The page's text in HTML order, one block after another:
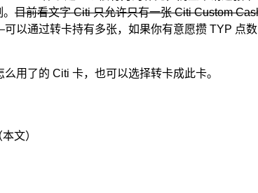
目前看文字 Citi 只允许只有一张 Citi Custom
可以通过转卡持有多张，如果你有意愿攒 TYP 点
用了的 Citi 卡，也可以选择转卡成此卡。
文）